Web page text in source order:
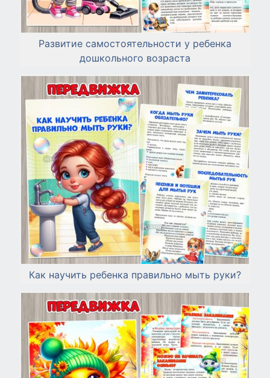
Развитие самостоятельности у ребенка
дошкольного возраста
Как научить ребенка правильно мыть руки?